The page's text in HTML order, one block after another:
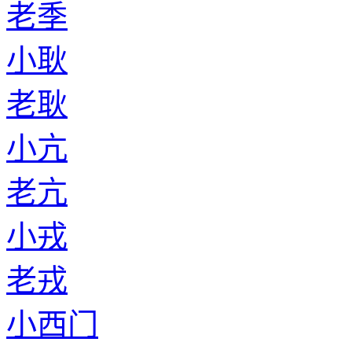
老季
小耿
老耿
小亢
老亢
小戎
老戎
小西门